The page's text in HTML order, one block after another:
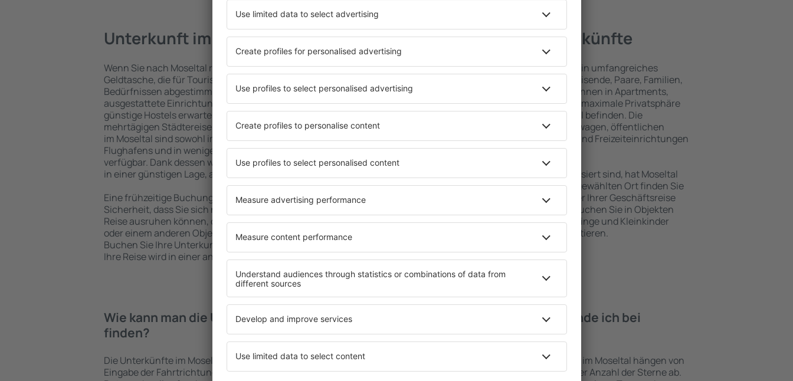
Unterkunft im Moseltal
Wenn Sie nach Moseltal reisen, finden Sie Unterkünfte für jede
Geldtasche, die für Touristen mit unterschiedlichen
Bedürfnissen abgestimmt sind. Geräumige und komfortabel
ausgestattete Einrichtungen mit vielen Annehmlichkeiten und
günstige Hostels erwarten die Besucher, wo sie während einer
mehrtägigen Städtereise übernachten können. Die Unterkünfte
im Moseltal sind sowohl im Zentrum als auch in der Nähe des
Flughafens und in weniger beliebten Stadtteilen oder Regionen
verfügbar. Dank dessen wählen Sie eine Unterkunft im Moseltal
in einer günstigen Lage, abhängig von Ihren weiteren Vorhaben.
Eine frühzeitige Buchung der Unterkunft im Moseltal gibt die
Sicherheit, dass Sie sich nach dem Erreichen des Ziels nach der
Reise ausruhen können, ohne nach einem Hotel, einer Wohnung
oder einem anderen Objekt für Reisende suchen zu müssen.
Buchen Sie Ihre Unterkunft vor dem Besuch von Moseltal und
Ihre Reise wird in einer angenehmeren Atmosphäre verlaufen.
Moseltal – beste Unterkünfte
Die Unterkünfte im Moseltal umfassen ein umfangreiches
Angebot von vielen Objekten für Alleinreisende, Paare, Familien,
Senioren und Gruppen. Die Besucher können in Apartments,
Hotels und Pensionen übernachten, die maximale Privatsphäre
bieten und sich im Zentrum von Moseltal befinden. Die
Annehmlichkeiten wie die Nähe zu Mietwagen, öffentlichen
Verkehrsmitteln, Geschäften, Service- und Freizeiteinrichtungen
sind die Garantie einer guten Erholung.
Wenn Sie an Luxusunterkünften interessiert sind, hat Moseltal
ein breites Angebot für Sie. An dem ausgewählten Ort finden Sie
alles, was Sie während Ihres Urlaubs oder Ihrer Geschäftsreise
benötigen. Die Unterkunft im Moseltal buchen Sie in Objekten
mit Einrichtungen für Behinderte, Säuglinge und Kleinkinder
sowie für Reisende zusammen mit Haustieren.
Wie kann man die Unterkünfte im Moseltal
finden?
Die Unterkünfte im Moseltal werden von der Suchmaschine nach
Eingabe der Fahrtrichtung und der Check-In- und Check-Out-
Welche Annehmlichkeiten finde ich bei
Unterkünften im Moseltal?
Die Annehmlichkeiten bei Unterkünften im Moseltal hängen von
der Art des ausgewählten Objekts und der Anzahl der Sterne ab.